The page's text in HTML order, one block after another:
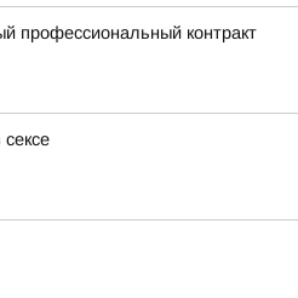
профессиональный контракт